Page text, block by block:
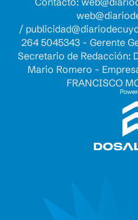
/
264 5045343 - Gerente
Secretario de Redacción:
Mario Romero -
FRANCISCO